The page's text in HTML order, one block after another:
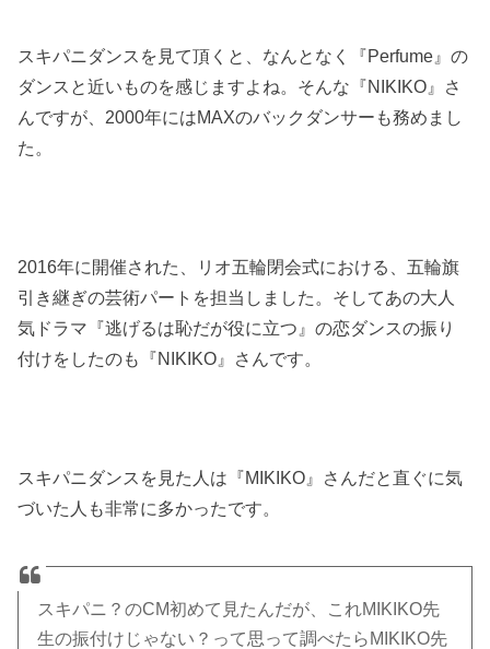
スキパニダンスを見て頂くと、なんとなく『Perfume』の
ダンスと近いものを感じますよね。そんな『NIKIKO』さ
んですが、2000年にはMAXのバックダンサーも務めまし
た。
2016年に開催された、リオ五輪閉会式における、五輪旗
引き継ぎの芸術パートを担当しました。そしてあの大人
気ドラマ『逃げるは恥だが役に立つ』の恋ダンスの振り
付けをしたのも『NIKIKO』さんです。
スキパニダンスを見た人は『MIKIKO』さんだと直ぐに気
づいた人も非常に多かったです。
スキパニ？のCM初めて見たんだが、これMIKIKO先
生の振付けじゃない？って思って調べたらMIKIKO先